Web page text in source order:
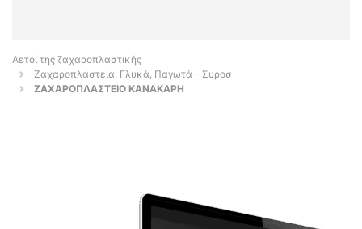
Αετοί της ζαχαροπλαστικής
Ζαχαροπλαστεία, Γλυκά, Παγωτά - Συροσ
ΖΑΧΑΡΟΠΛΑΣΤΕΙΟ ΚΑΝΑΚΑΡΗ